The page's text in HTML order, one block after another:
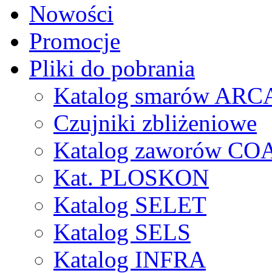
Nowości
Promocje
Pliki do pobrania
Katalog smarów
Czujniki zbliżeniowe
Katalog zaworów
Kat. PLOSKON
Katalog SELET
Katalog SELS
Katalog INFRA